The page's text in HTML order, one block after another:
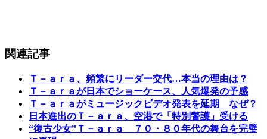
関連記事
Ｔ－ａｒａ、頻繁にリーダー交代…本当の理由は？
Ｔ－ａｒａが日本でショーケース、人気爆発の予感
Ｔ－ａｒａがミュージックビデオ発表を延期 なぜ？
日本進出のＴ－ａｒａ、空港で「特別警護」受ける
“復古少女”Ｔ－ａｒａ ７０・８０年代の舞台を完璧